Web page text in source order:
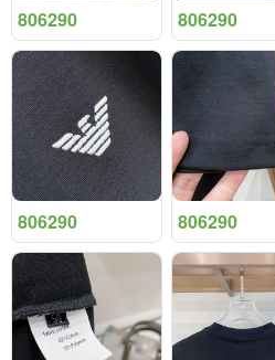
806290 806290
806290 806290